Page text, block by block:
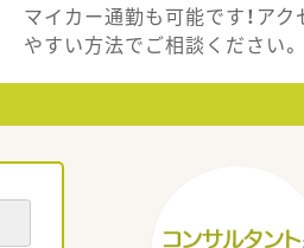
マイカー通勤も可能です！アク
やすい方法でご相談ください。